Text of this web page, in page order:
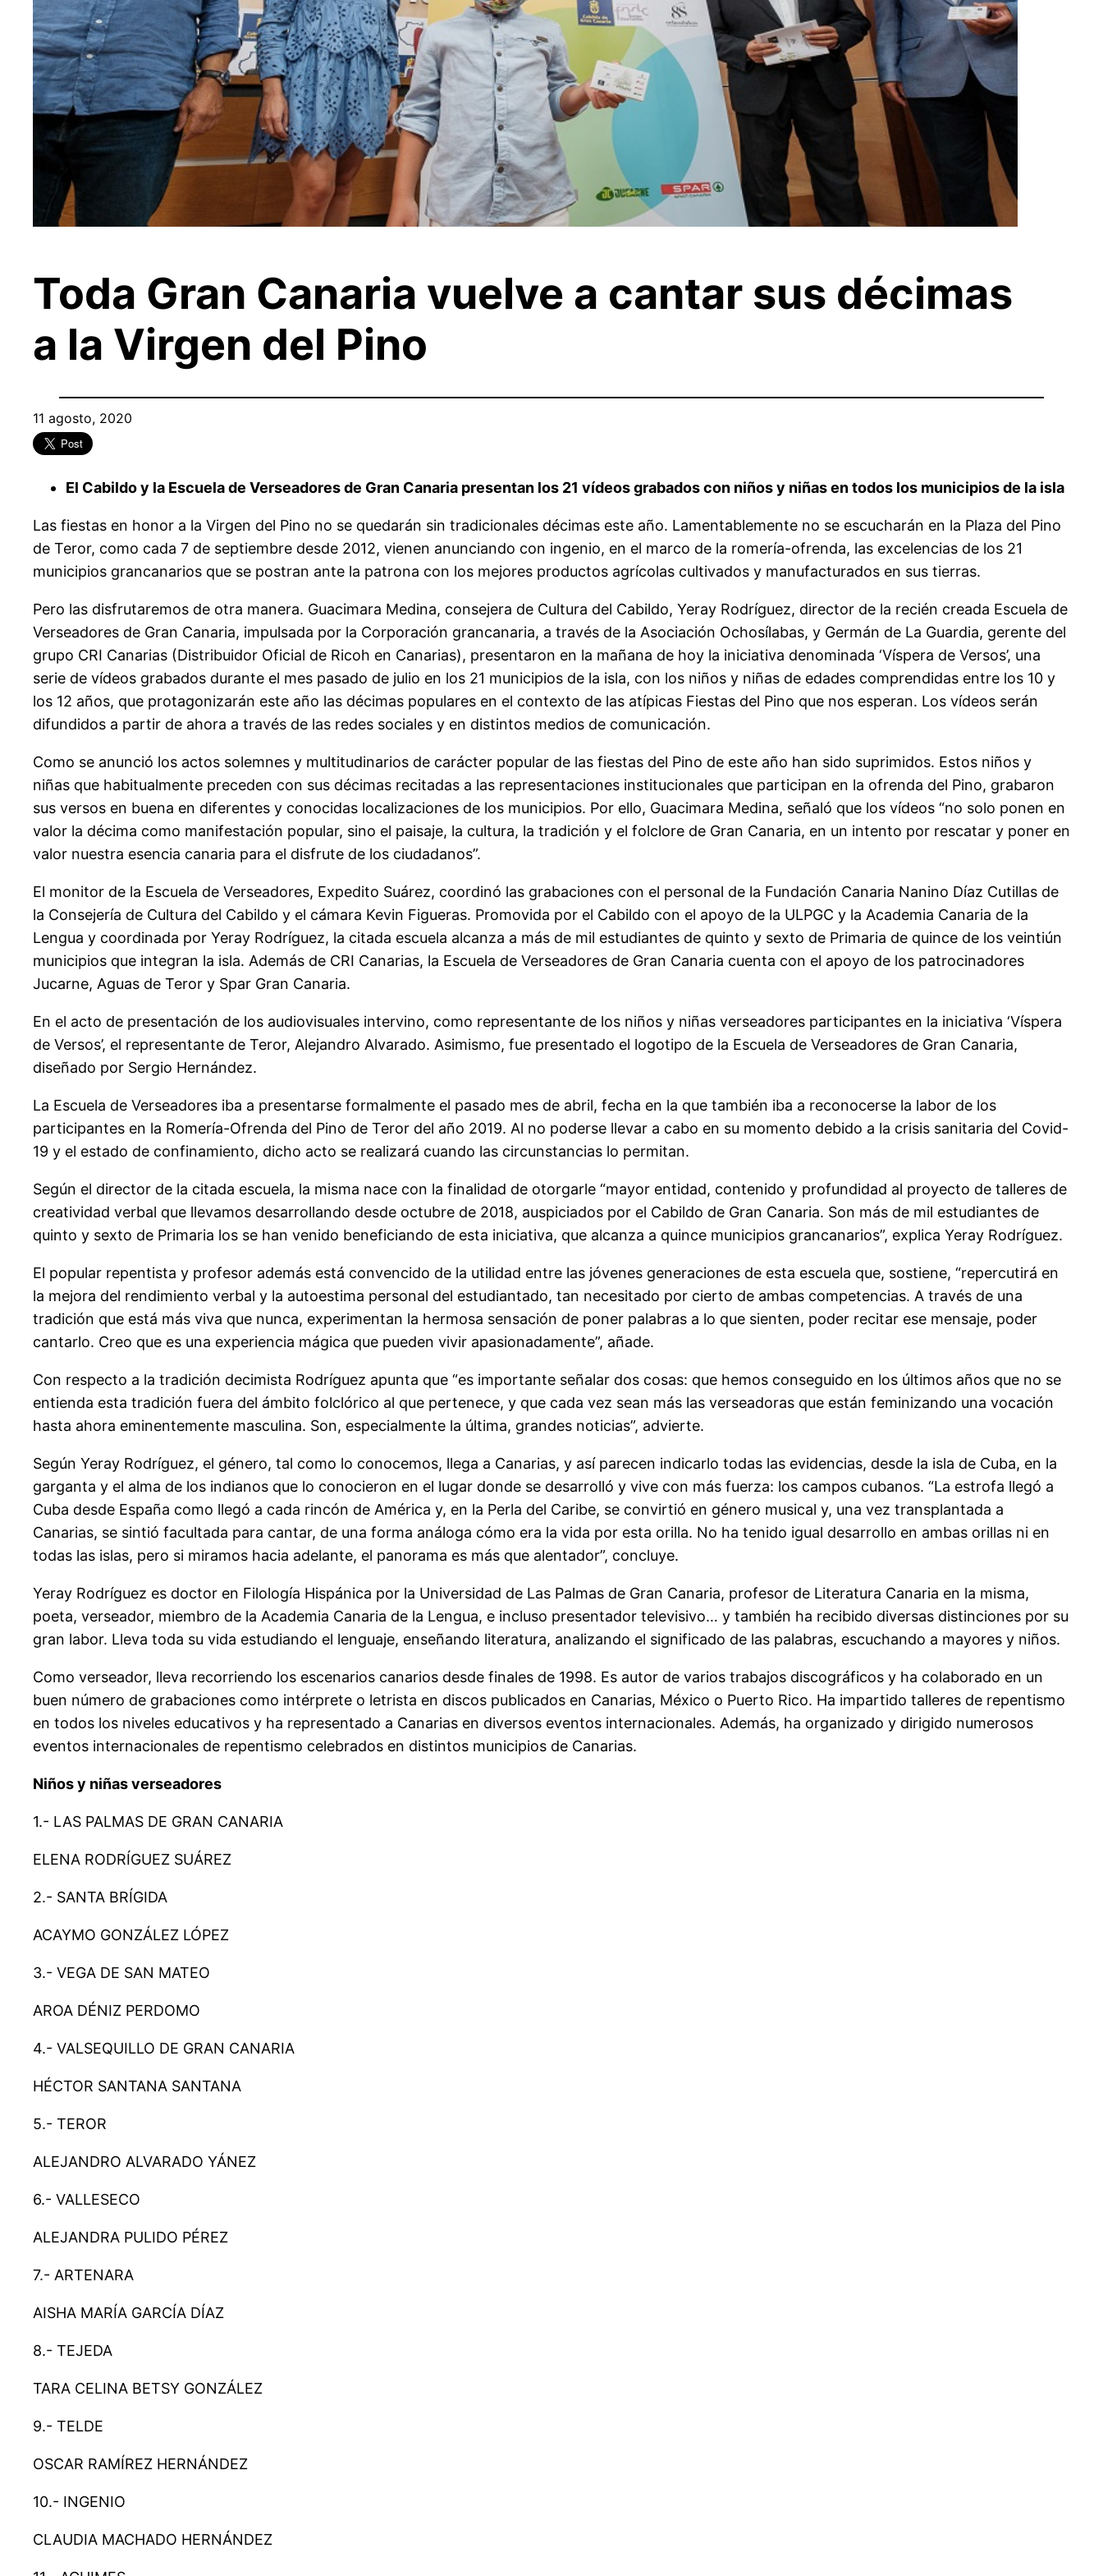
Toda Gran Canaria vuelve a cantar sus décimas
a la Virgen del Pino
11 agosto, 2020
El Cabildo y la Escuela de Verseadores de Gran Canaria presentan los 21 vídeos grabados con niños y niñas en todos los municipios de la isla
Las fiestas en honor a la Virgen del Pino no se quedarán sin tradicionales décimas este año. Lamentablemente no se escucharán en la Plaza del Pino
de Teror, como cada 7 de septiembre desde 2012, vienen anunciando con ingenio, en el marco de la romería-ofrenda, las excelencias de los 21
municipios grancanarios que se postran ante la patrona con los mejores productos agrícolas cultivados y manufacturados en sus tierras.
Pero las disfrutaremos de otra manera. Guacimara Medina, consejera de Cultura del Cabildo, Yeray Rodríguez, director de la recién creada Escuela de
Verseadores de Gran Canaria, impulsada por la Corporación grancanaria, a través de la Asociación Ochosílabas, y Germán de La Guardia, gerente del
grupo CRI Canarias (Distribuidor Oficial de Ricoh en Canarias), presentaron en la mañana de hoy la iniciativa denominada ‘Víspera de Versos’, una
serie de vídeos grabados durante el mes pasado de julio en los 21 municipios de la isla, con los niños y niñas de edades comprendidas entre los 10 y
los 12 años, que protagonizarán este año las décimas populares en el contexto de las atípicas Fiestas del Pino que nos esperan. Los vídeos serán
difundidos a partir de ahora a través de las redes sociales y en distintos medios de comunicación.
Como se anunció los actos solemnes y multitudinarios de carácter popular de las fiestas del Pino de este año han sido suprimidos. Estos niños y
niñas que habitualmente preceden con sus décimas recitadas a las representaciones institucionales que participan en la ofrenda del Pino, grabaron
sus versos en buena en diferentes y conocidas localizaciones de los municipios. Por ello, Guacimara Medina, señaló que los vídeos “no solo ponen en
valor la décima como manifestación popular, sino el paisaje, la cultura, la tradición y el folclore de Gran Canaria, en un intento por rescatar y poner en
valor nuestra esencia canaria para el disfrute de los ciudadanos”.
El monitor de la Escuela de Verseadores, Expedito Suárez, coordinó las grabaciones con el personal de la Fundación Canaria Nanino Díaz Cutillas de
la Consejería de Cultura del Cabildo y el cámara Kevin Figueras. Promovida por el Cabildo con el apoyo de la ULPGC y la Academia Canaria de la
Lengua y coordinada por Yeray Rodríguez, la citada escuela alcanza a más de mil estudiantes de quinto y sexto de Primaria de quince de los veintiún
municipios que integran la isla. Además de CRI Canarias, la Escuela de Verseadores de Gran Canaria cuenta con el apoyo de los patrocinadores
Jucarne, Aguas de Teror y Spar Gran Canaria.
En el acto de presentación de los audiovisuales intervino, como representante de los niños y niñas verseadores participantes en la iniciativa ‘Víspera
de Versos’, el representante de Teror, Alejandro Alvarado. Asimismo, fue presentado el logotipo de la Escuela de Verseadores de Gran Canaria,
diseñado por Sergio Hernández.
La Escuela de Verseadores iba a presentarse formalmente el pasado mes de abril, fecha en la que también iba a reconocerse la labor de los
participantes en la Romería-Ofrenda del Pino de Teror del año 2019. Al no poderse llevar a cabo en su momento debido a la crisis sanitaria del Covid-
19 y el estado de confinamiento, dicho acto se realizará cuando las circunstancias lo permitan.
Según el director de la citada escuela, la misma nace con la finalidad de otorgarle “mayor entidad, contenido y profundidad al proyecto de talleres de
creatividad verbal que llevamos desarrollando desde octubre de 2018, auspiciados por el Cabildo de Gran Canaria. Son más de mil estudiantes de
quinto y sexto de Primaria los se han venido beneficiando de esta iniciativa, que alcanza a quince municipios grancanarios”, explica Yeray Rodríguez.
El popular repentista y profesor además está convencido de la utilidad entre las jóvenes generaciones de esta escuela que, sostiene, “repercutirá en
la mejora del rendimiento verbal y la autoestima personal del estudiantado, tan necesitado por cierto de ambas competencias. A través de una
tradición que está más viva que nunca, experimentan la hermosa sensación de poner palabras a lo que sienten, poder recitar ese mensaje, poder
cantarlo. Creo que es una experiencia mágica que pueden vivir apasionadamente”, añade.
Con respecto a la tradición decimista Rodríguez apunta que “es importante señalar dos cosas: que hemos conseguido en los últimos años que no se
entienda esta tradición fuera del ámbito folclórico al que pertenece, y que cada vez sean más las verseadoras que están feminizando una vocación
hasta ahora eminentemente masculina. Son, especialmente la última, grandes noticias”, advierte.
Según Yeray Rodríguez, el género, tal como lo conocemos, llega a Canarias, y así parecen indicarlo todas las evidencias, desde la isla de Cuba, en la
garganta y el alma de los indianos que lo conocieron en el lugar donde se desarrolló y vive con más fuerza: los campos cubanos. “La estrofa llegó a
Cuba desde España como llegó a cada rincón de América y, en la Perla del Caribe, se convirtió en género musical y, una vez transplantada a
Canarias, se sintió facultada para cantar, de una forma análoga cómo era la vida por esta orilla. No ha tenido igual desarrollo en ambas orillas ni en
todas las islas, pero si miramos hacia adelante, el panorama es más que alentador”, concluye.
Yeray Rodríguez es doctor en Filología Hispánica por la Universidad de Las Palmas de Gran Canaria, profesor de Literatura Canaria en la misma,
poeta, verseador, miembro de la Academia Canaria de la Lengua, e incluso presentador televisivo… y también ha recibido diversas distinciones por su
gran labor. Lleva toda su vida estudiando el lenguaje, enseñando literatura, analizando el significado de las palabras, escuchando a mayores y niños.
Como verseador, lleva recorriendo los escenarios canarios desde finales de 1998. Es autor de varios trabajos discográficos y ha colaborado en un
buen número de grabaciones como intérprete o letrista en discos publicados en Canarias, México o Puerto Rico. Ha impartido talleres de repentismo
en todos los niveles educativos y ha representado a Canarias en diversos eventos internacionales. Además, ha organizado y dirigido numerosos
eventos internacionales de repentismo celebrados en distintos municipios de Canarias.
Niños y niñas verseadores
1.- LAS PALMAS DE GRAN CANARIA
ELENA RODRÍGUEZ SUÁREZ
2.- SANTA BRÍGIDA
ACAYMO GONZÁLEZ LÓPEZ
3.- VEGA DE SAN MATEO
AROA DÉNIZ PERDOMO
4.- VALSEQUILLO DE GRAN CANARIA
HÉCTOR SANTANA SANTANA
5.- TEROR
ALEJANDRO ALVARADO YÁNEZ
6.- VALLESECO
ALEJANDRA PULIDO PÉREZ
7.- ARTENARA
AISHA MARÍA GARCÍA DÍAZ
8.- TEJEDA
TARA CELINA BETSY GONZÁLEZ
9.- TELDE
OSCAR RAMÍREZ HERNÁNDEZ
10.- INGENIO
CLAUDIA MACHADO HERNÁNDEZ